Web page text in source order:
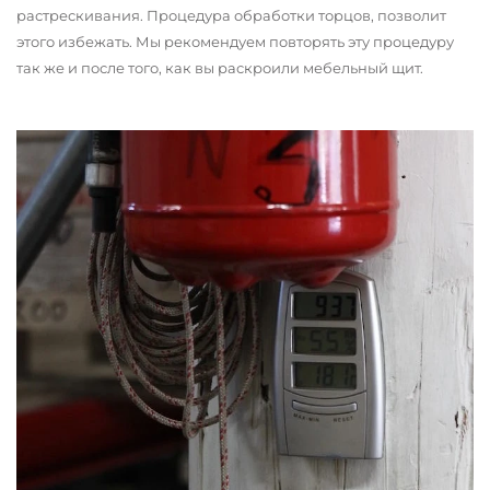
растрескивания. Процедура обработки торцов, позволит
этого избежать. Мы рекомендуем повторять эту процедуру
так же и после того, как вы раскроили мебельный щит.